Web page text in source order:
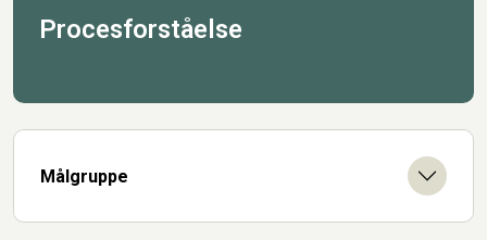
Procesforståelse
Målgruppe